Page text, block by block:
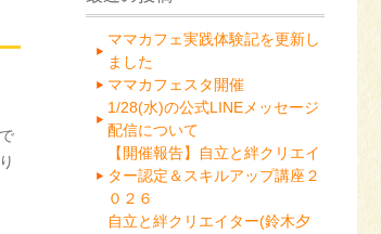
ママカフェ実践体験記を更新し
ました
ママカフェスタ開催
1/28(水)の公式LINEメッセージ
配信について
【開催報告】自立と絆クリエイ
ター認定＆スキルアップ講座２
０２６
自立と絆クリエイター(鈴木夕